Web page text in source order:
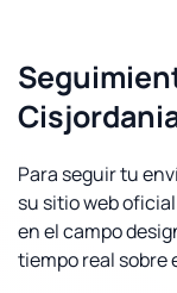
Para seguir tu
su sitio web
en el campo
tiempo real sobre